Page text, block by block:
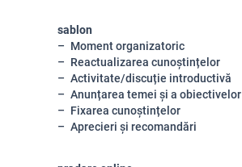
sablon
Moment organizatoric
Reactualizarea cunoștințelor
Activitate/discuție introductivă
Anunțarea temei și a obiectivelor
Fixarea cunoștințelor
Aprecieri și recomandări